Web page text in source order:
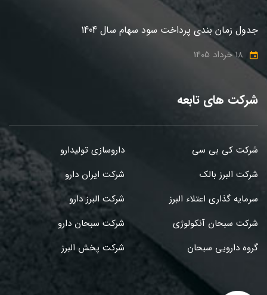
جدول زمان بندی پرداخت سود سهام سال 1404
18 خرداد 1405
شرکت های تابعه
شرکت کی بی سی
داروسازی تولیدارو
شرکت البرز بالک
شرکت ایران دارو
سرمایه گذاری اعتلاء البرز
شرکت البرز دارو
شرکت سبحان آنکولوژی
شرکت سبحان دارو
گروه دارویی سبحان
شرکت پخش البرز